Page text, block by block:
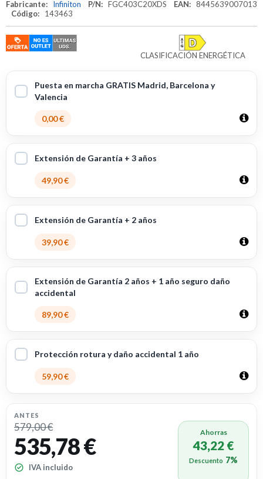
Fabricante: Infiniton P/N: FGC403C20XDS EAN: 8445639007013
Código:
143463
CLASIFICACIÓN ENERGÉTICA
Puesta en marcha GRATIS Madrid, Barcelona y
Valencia
0,00 €
Extensión de Garantía + 3 años
49,90 €
Extensión de Garantía + 2 años
39,90 €
Extensión de Garantía 2 años + 1 año seguro daño
accidental
89,90 €
Protección rotura y daño accidental 1 año
59,90 €
ANTES
579,00 €
535,78 €
IVA incluido
Ahorras
43,22 €
Descuento 7%